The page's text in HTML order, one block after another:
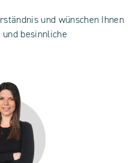
und wünschen Ihnen
besinnliche